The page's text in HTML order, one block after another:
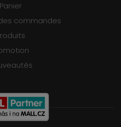
Panier
commandes